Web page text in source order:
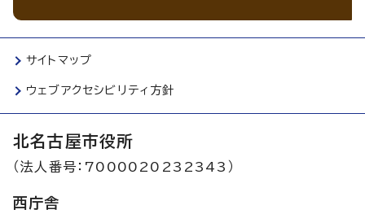
サイトマップ
ウェブアクセシビリティ方針
北名古屋市役所
（法人番号：7000020232343）
西庁舎